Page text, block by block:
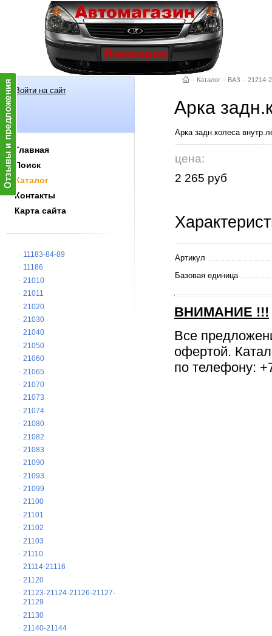
Войти на сайт
Главная
Поиск
Каталог
Контакты
Карта сайта
11183-84-89
11186
21010
21011
21020
21030
21040
21050
21060
21065
21070
21073
21074
21080
21082
21083
21090
21093
21099
21100
21101
21102
21103
21110
21114-21116
21120
21123-21124-21126-21127-
21129
21130
21140-21144
– Каталог – ВАЗ – 21214-
Арка
Арка задн.колеса
цена:
2 265 руб
Артикул
Базовая единица
ВНИМАНИЕ !!!
Все
офертой.
по телефону: